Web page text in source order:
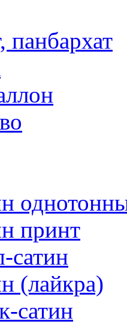
панбархат
принт
сатин
(лайкра)
сатин